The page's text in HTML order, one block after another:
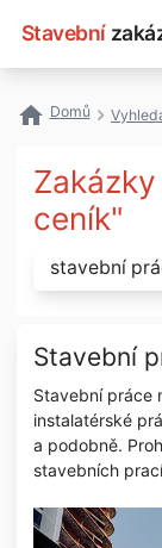
Stavební
Nejčastější
Registrace
Domů
ceník"
Stavební
Stavební práce
instalatérské
a podobně.
stavebních